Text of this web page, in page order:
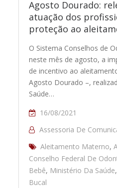
Agosto Dourado:
atuação dos
proteção ao
O Sistema Conselhos de
neste mês de agosto, a
de incentivo ao
Agosto Dourado –,
Saúde…
16/08/2021
Assessoria De
Aleitamento Materno,
Conselho Federal De
Bebê, Ministério Da Saúde,
Bucal